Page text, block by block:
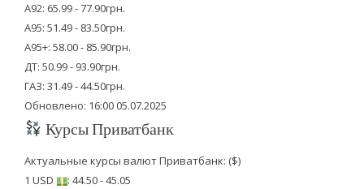
А92: 65.99 - 77.90грн.
А95: 51.49 - 83.50грн.
А95+: 58.00 - 85.90грн.
ДТ: 50.99 - 93.90грн.
ГАЗ: 31.49 - 44.50грн.
Обновлено: 16:00 05.07.2025
Курсы Приватбанк
Актуальные курсы валют Приватбанк: ($)
1 USD
: 44.50 - 45.05